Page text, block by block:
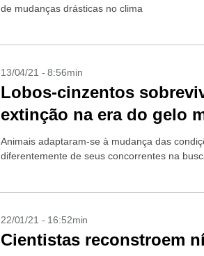
de mudanças drásticas no clima
13/04/21 - 8:56min
Lobos-cinzentos
extinção na era do gelo
Animais adaptaram-se à mudança das
diferentemente de seus concorrentes na
22/01/21 - 16:52min
Cientistas reconstroem